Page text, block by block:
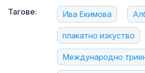
Тагове: Ива Екимова
плакатно изкуство
Международно